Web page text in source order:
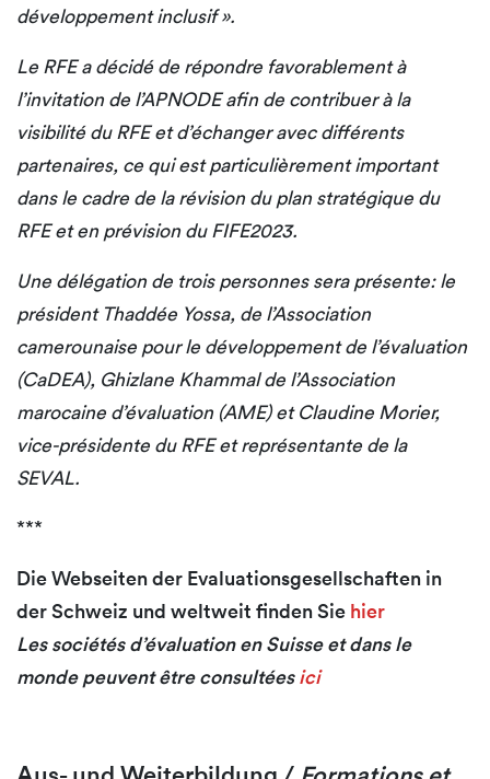
développement inclusif ».
Le RFE a décidé de répondre favorablement à
l’invitation de l’APNODE afin de contribuer à la
visibilité du RFE et d’échanger avec différents
partenaires, ce qui est particulièrement important
dans le cadre de la révision du plan stratégique du
RFE et en prévision du FIFE2023.
Une délégation de trois personnes sera présente: le
président Thaddée Yossa, de l’Association
camerounaise pour le développement de l’évaluation
(CaDEA), Ghizlane Khammal de l’Association
marocaine d’évaluation (AME) et Claudine Morier,
vice-présidente du RFE et représentante de la
SEVAL.
***
Die Webseiten der Evaluationsgesellschaften in
der Schweiz und weltweit finden Sie hier
Les sociétés d’évaluation en Suisse et dans le
monde peuvent être consultéesici